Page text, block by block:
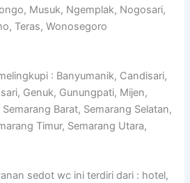
Musuk, Ngemplak, Nogosari,
Teras, Wonosegoro
: Banyumanik, Candisari,
Genuk, Gunungpati, Mijen,
Barat, Semarang Selatan,
Timur, Semarang Utara,
sedot wc ini terdiri dari : hotel,